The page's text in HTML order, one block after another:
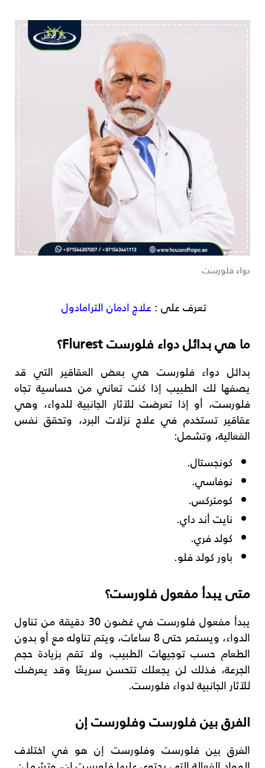
دواء فلورست
تعرف على : علاج ادمان الترامادول
ما هي بدائل دواء فلورست Flurest؟
بدائل دواء فلورست هي بعض العقاقير التي قد
يصفها لك الطبيب إذا كنت تعاني من حساسية تجاه
فلورست، أو إذا تعرضت للآثار الجانبية للدواء، وهي
عقاقير تستخدم في علاج نزلات البرد، وتحقق نفس
الفعالية، وتشمل:
كونجستال.
نوفاسي.
كومتركس.
نايت أند داي.
كولد فري.
باور كولد فلو.
متى يبدأ مفعول فلورست؟
يبدأ مفعول فلورست في غضون 30 دقيقة من تناول
الدواء، ويستمر حتى 8 ساعات، ويتم تناوله مع أو بدون
الطعام حسب توجيهات الطبيب، ولا تقم بزيادة حجم
الجرعة، فذلك لن يجعلك تتحسن سريعًا وقد يعرضك
للآثار الجانبية لدواء فلورست.
الفرق بين فلورست وفلورست إن
الفرق بين فلورست وفلورست إن هو في اختلاف